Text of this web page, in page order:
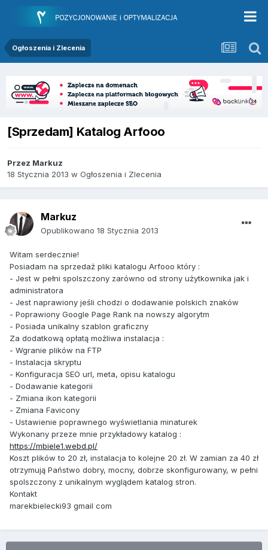
Ogłoszenia i Zlecenia
[Sprzedam] Katalog Arfooo
Przez Markuz
18 Stycznia 2013 w Ogłoszenia i Zlecenia
Markuz
Opublikowano 18 Stycznia 2013
Witam serdecznie!
Posiadam na sprzedaż pliki katalogu Arfooo który :
- Jest w pełni spolszczony zarówno od strony użytkownika jak i
administratora
- Jest naprawiony jeśli chodzi o dodawanie polskich znaków
- Poprawiony Google Page Rank na nowszy algorytm
- Posiada unikalny szablon graficzny
Za dodatkową opłatą możliwa instalacja :
- Wgranie plików na FTP
- Instalacja skryptu
- Konfiguracja SEO url, meta, opisu katalogu
- Dodawanie kategorii
- Zmiana ikon kategorii
- Zmiana Favicony
- Ustawienie poprawnego wyświetlania minaturek
Wykonany przeze mnie przykładowy katalog :
https://mbiele1.webd.pl/
Koszt plików to 20 zł, instalacja to kolejne 20 zł. W zamian za 40 zł
otrzymują Państwo dobry, mocny, dobrze skonfigurowany, w pełni
spolszczony z unikalnym wyglądem katalog stron.
Kontakt
marekbielecki93 gmail com